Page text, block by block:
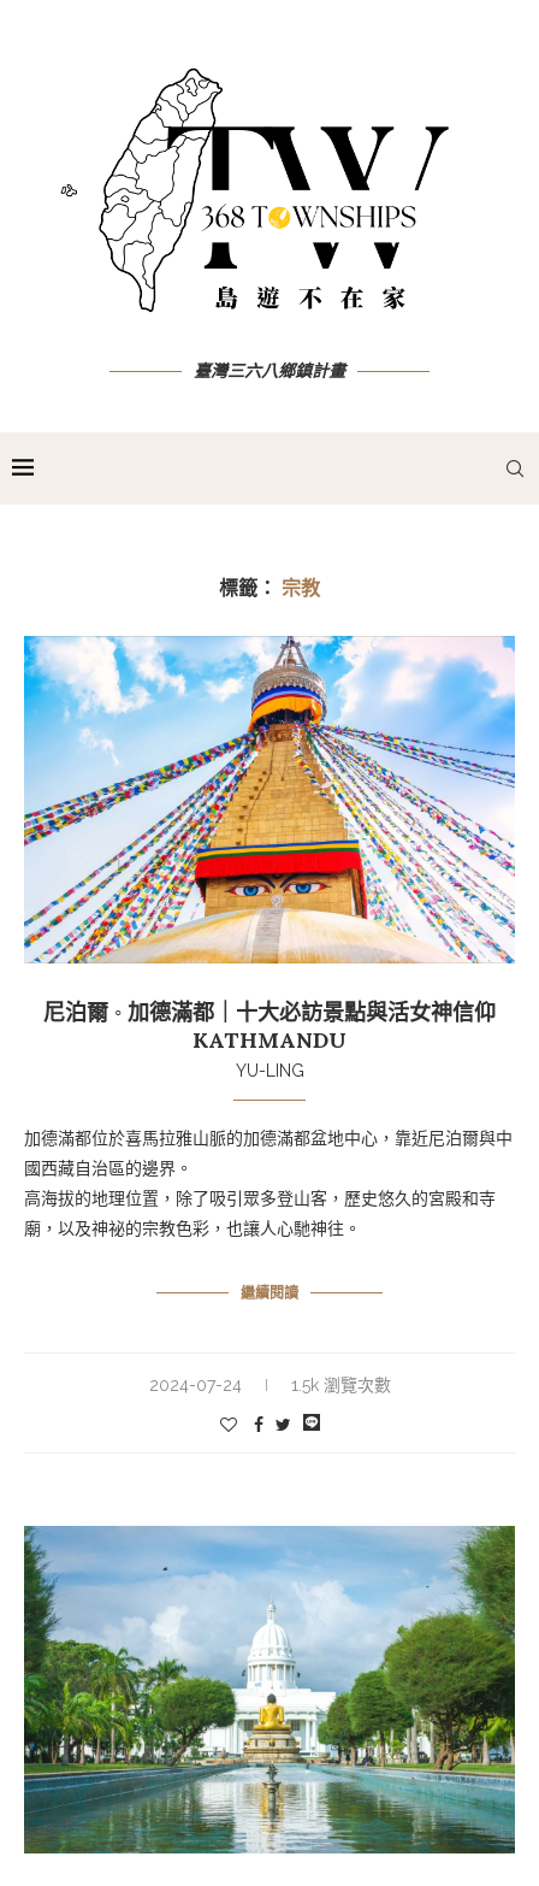
臺灣三六八鄉鎮計畫
標籤： 宗教
尼泊爾 ◦ 加德滿都｜十大必訪景點與活女神信仰
KATHMANDU
YU-LING
加德滿都位於喜馬拉雅山脈的加德滿都盆地中心，靠近尼泊爾與中
國西藏自治區的邊界。
高海拔的地理位置，除了吸引眾多登山客，歷史悠久的宮殿和寺
廟，以及神祕的宗教色彩，也讓人心馳神往。
繼續閱讀
2024-07-24 1.5k 瀏覽次數